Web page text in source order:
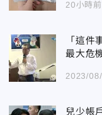
20小時前
「這件
最大危
2023/
兒少帳